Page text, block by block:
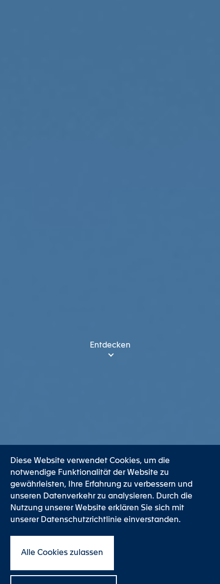
Diese Website verwendet Cookies, um die
notwendige Funktionalität der Website zu
gewährleisten, Ihre Erfahrung zu verbessern und
unseren Datenverkehr zu analysieren. Durch die
Nutzung unserer Website erklären Sie sich mit
unserer Datenschutzrichtlinie einverstanden.
Alle Cookies zulassen
Entdecken